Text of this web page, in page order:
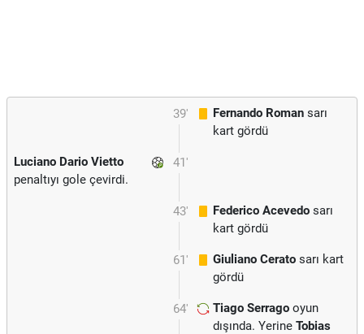
39' Fernando Roman sarı
kart gördü
41'
Luciano Dario Vietto
penaltıyı gole çevirdi.
43' Federico Acevedo sarı
kart gördü
61' Giuliano Cerato sarı kart
gördü
64' Tiago Serrago oyun
dışında. Yerine Tobias